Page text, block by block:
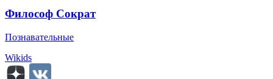
Философ Сократ
Познавательные
Wikids